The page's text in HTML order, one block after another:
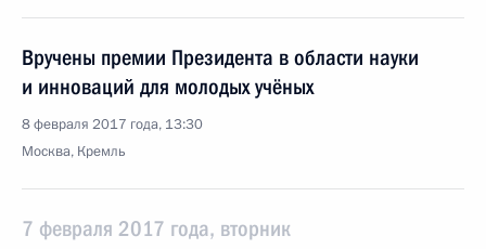
Вручены премии Президента в области науки
и инноваций для молодых учёных
8 февраля 2017 года, 13:30
Москва, Кремль
7 февраля 2017 года, вторник